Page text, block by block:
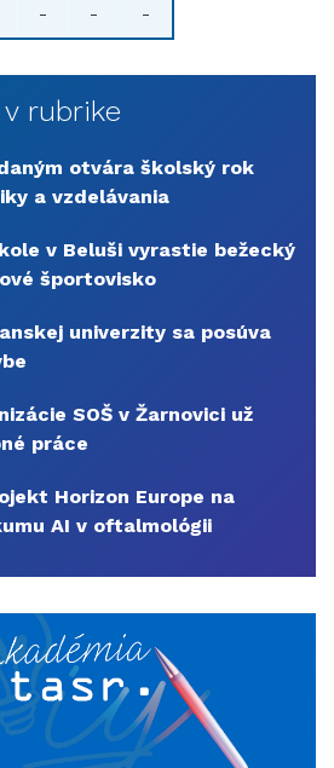
- - -
rubrike
otvára školský rok
a vzdelávania
v Beluši vyrastie bežecký
športovisko
univerzity sa posúva
SOŠ v Žarnovici už
práce
Horizon Europe na
AI v oftalmológii